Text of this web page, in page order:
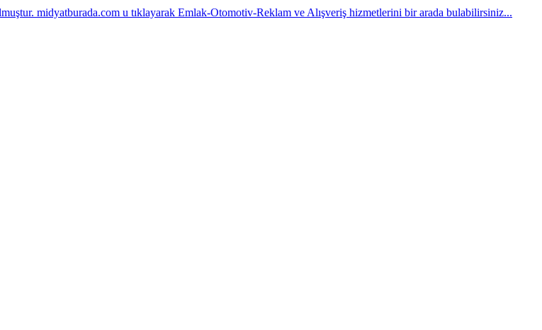
midyatburada.com u tıklayarak Emlak-Otomotiv-Reklam ve Alışveriş hizmetlerini bir arada bulabilirsiniz...